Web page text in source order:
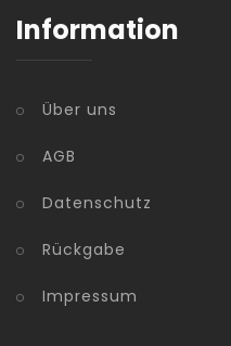
Information
Über uns
AGB
Datenschutz
Rückgabe
Impressum